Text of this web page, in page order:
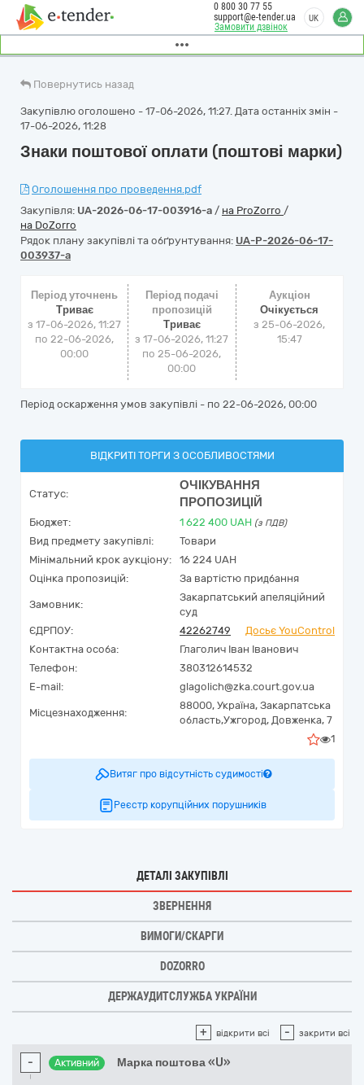
Замовити дзвінок
0 800 30 77 55
support@e-tender.ua
UK
Повернутись назад
Закупівлю оголошено - 17-06-2026, 11:27. Дата останніх змін -
17-06-2026, 11:28
Знаки поштової оплати (поштові марки)
Оголошення про проведення.pdf
Закупівля: UA-2026-06-17-003916-a / на ProZorro /
на DoZorro
Рядок плану закупівлі та обґрунтування: UA-P-2026-06-17-
003937-a
Період уточнень
Триває
з 17-06-2026, 11:27
по 22-06-2026,
00:00
Період подачі
пропозицій
Триває
з 17-06-2026, 11:27
по 25-06-2026,
00:00
Аукціон
Очікується
з25-06-2026,
15:47
Період оскарження умов закупівлі - по 22-06-2026, 00:00
ВІДКРИТІ ТОРГИ З ОСОБЛИВОСТЯМИ
Статус:
ОЧІКУВАННЯ
ПРОПОЗИЦІЙ
Бюджет: 1 622 400 UAH (з ПДВ)
Вид предмету закупівлі:
Товари
Мінімальний крок аукціону:
16 224 UAH
Оцінка пропозицій:
За вартістю придбання
Замовник:
Закарпатський апеляційний
суд
ЄДРПОУ:
42262749
Досьє YouControl
Контактна особа:
Глаголич Іван Іванович
Телефон:
380312614532
E-mail:
glagolich@zka.court.gov.ua
Місцезнаходження:
88000, Україна, Закарпатська
область,Ужгород, Довженка, 7
1
Витяг про відсутність судимості
Реєстр корупційних порушників
ДЕТАЛІ ЗАКУПІВЛІ
ЗВЕРНЕННЯ
ВИМОГИ/СКАРГИ
DOZORRO
ДЕРЖАУДИТСЛУЖБА УКРАЇНИ
+ відкрити всі - закрити всі
- Активний Марка поштова «U»